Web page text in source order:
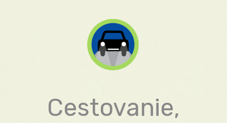
Cestovanie,